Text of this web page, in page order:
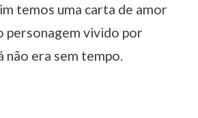
temos uma carta de amor
personagem vivido por
não era sem tempo.